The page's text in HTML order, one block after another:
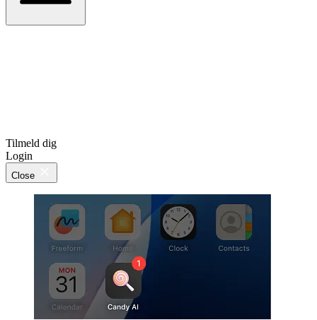
Tilmeld dig
Login
Close